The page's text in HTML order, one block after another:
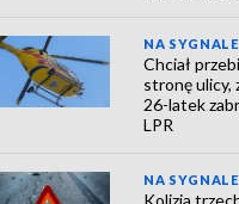
NA SYGNALE
Chciał
stronę ulicy,
26-latek
LPR
NA SYGNALE
Kolizja